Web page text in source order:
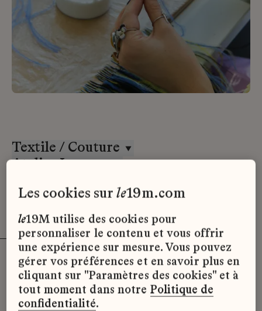
Textile / Couture
Atelier Lognon
Désolé, il semble qu’il n’y ait pas
d’offres d’emploi disponibles pour le
moment.
les cookies surle19m.com
le19M utilise des cookies pour
personnaliser le contenu et vous offrir
une expérience sur mesure. Vous pouvez
gérer vos préférences et en savoir plus en
cliquant sur "Paramètres des cookies" et à
tout moment dans notre Politique de
confidentialité.